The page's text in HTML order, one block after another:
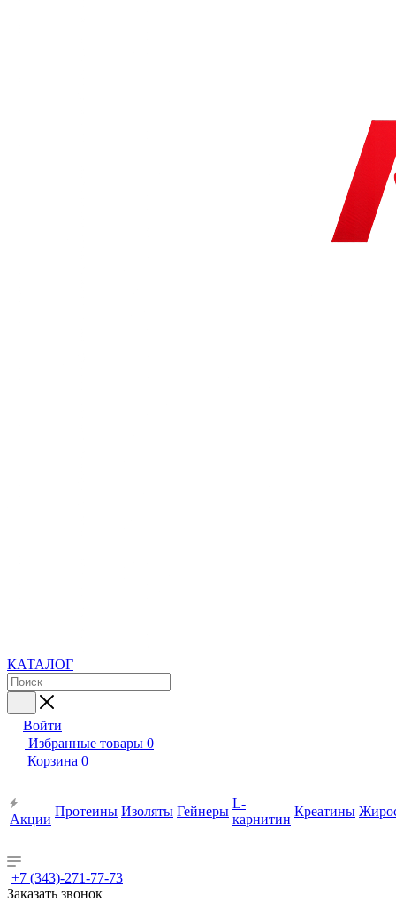
КАТАЛОГ
Войти
Избранные товары 0
Корзина 0
Акции
Протеины Изоляты Гейнеры
L-
карнитин
Креатины
+7 (343)-271-77-73
Заказать звонок